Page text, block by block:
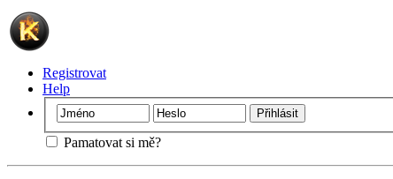
Registrovat
Help
Pamatovat si mě?